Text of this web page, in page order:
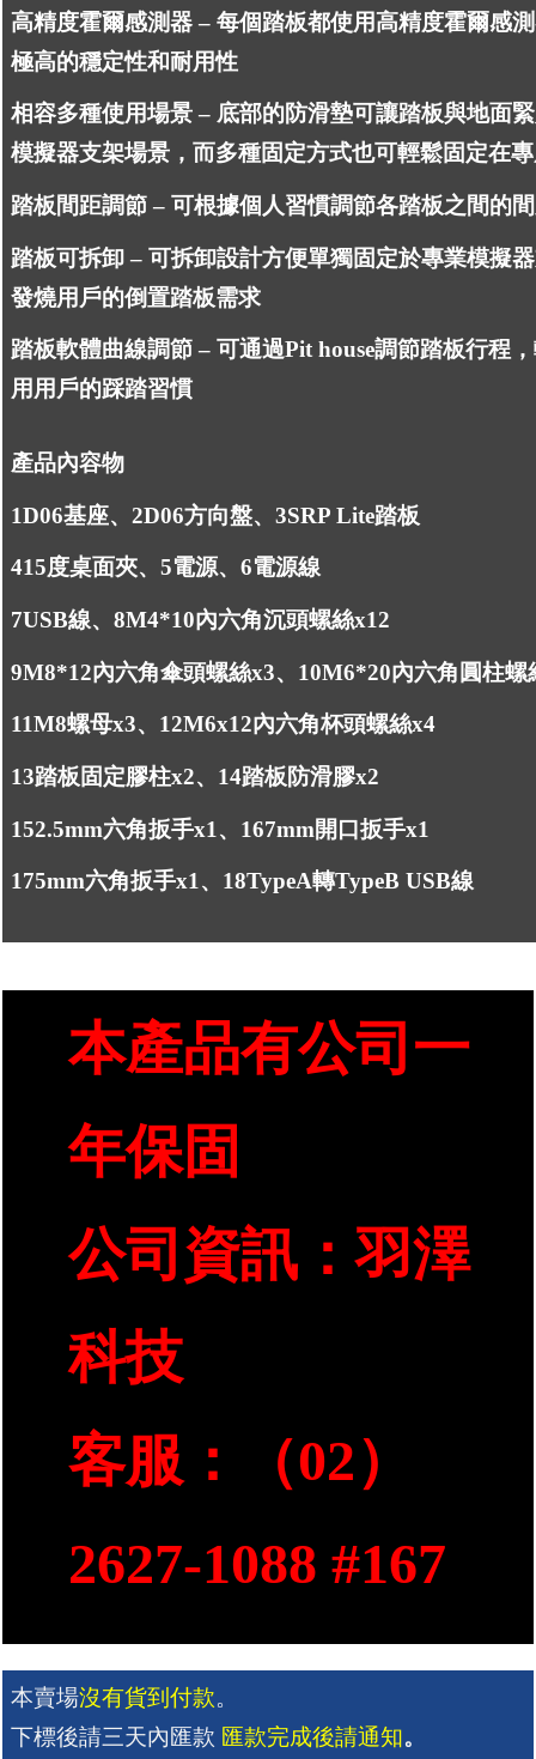
高精度霍爾感測器 – 每個踏板都使用高精度霍爾感
極高的穩定性和耐用性
相容多種使用場景 – 底部的防滑墊可讓踏板與地面
模擬器支架場景，而多種固定方式也可輕鬆固定在
踏板間距調節 – 可根據個人習慣調節各踏板之間的
踏板可拆卸 – 可拆卸設計方便單獨固定於專業模擬
發燒用戶的倒置踏板需求
踏板軟體曲線調節 – 可通過Pit house調節踏板行程
用用戶的踩踏習慣
產品內容物
1D06基座、2D06方向盤、3SRP Lite踏板
415度桌面夾、5電源、6電源線
7USB線、8M4*10內六角沉頭螺絲x12
9M8*12內六角傘頭螺絲x3、10M6*20內六角圓柱螺
11M8螺母x3、12M6x12內六角杯頭螺絲x4
13踏板固定膠柱x2、14踏板防滑膠x2
152.5mm六角扳手x1、167mm開口扳手x1
175mm六角扳手x1、18TypeA轉TypeB USB線
本產品有公司一
年保固
公司資訊：羽澤
科技
客服：（02）
2627-1088 #167
本賣場沒有貨到付款。
下標後請三天內匯款 匯款完成後請通知。